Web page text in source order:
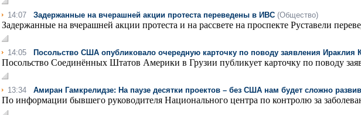
14:07 Задержанные на вчерашней акции протеста переведены в ИВС (Общество)
Задержанные на вчерашней акции протеста и на рассвете на проспекте Руставели
14:05 Посольство США опубликовало очередную карточку по поводу заявления Ираклия
Посольство Соединённых Штатов Америки в Грузии публикует карточку по поводу
13:34 Амиран Гамкрелидзе: На паузе десятки проектов – без США нам будет сложно
По информации бывшего руководителя Национального центра по контролю за